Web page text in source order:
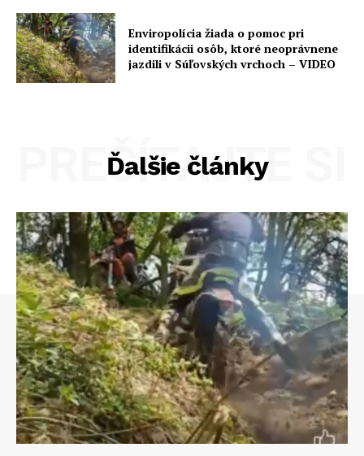
Enviropolícia žiada o pomoc pri
identifikácii osôb, ktoré neoprávnene
jazdili v Súľovských vrchoch – VIDEO
Ďalšie články
PREČÍTAJTE SI